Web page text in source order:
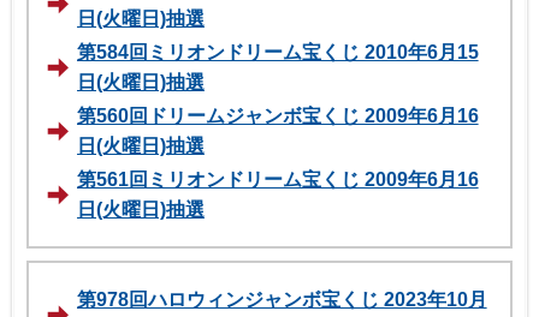
日(火曜日)抽選
第584回ミリオンドリーム宝くじ 2010年6月15
日(火曜日)抽選
第560回ドリームジャンボ宝くじ 2009年6月16
日(火曜日)抽選
第561回ミリオンドリーム宝くじ 2009年6月16
日(火曜日)抽選
第978回ハロウィンジャンボ宝くじ 2023年10月